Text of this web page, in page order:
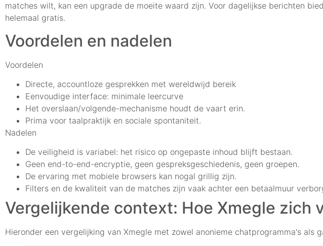
matches wilt, kan een upgrade de moeite waard zijn. Voor dagelijkse berichten
helemaal gratis.
Voordelen en nadelen
Voordelen
Directe, accountloze gesprekken met wereldwijd bereik
Eenvoudige interface: minimale leercurve
Het overslaan/volgende-mechanisme houdt de vaart erin.
Prima voor taalpraktijk en sociale spontaniteit.
Nadelen
De veiligheid is variabel: het risico op ongepaste inhoud blijft bestaan.
Geen end-to-end-encryptie, geen gespreksgeschiedenis, geen groepen.
De ervaring met mobiele browsers kan nogal grillig zijn.
Filters en de kwaliteit van de matches zijn vaak achter een betaalmuur
Vergelijkende context: Hoe Xmegle zich
Hieronder een vergelijking van Xmegle met zowel anonieme chatprogramma's als